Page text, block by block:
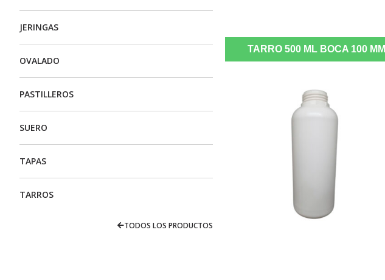
JERINGAS
OVALADO
PASTILLEROS
SUERO
TAPAS
TARROS
TODOS LOS PRODUCTOS
TARRO 500 ML BOCA 100 MM